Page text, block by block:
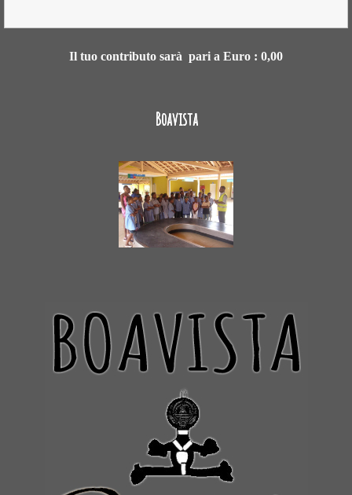
Il tuo contributo sarà pari a Euro : 0,00
Boavista